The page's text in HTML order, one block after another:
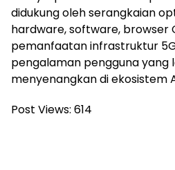
didukung oleh serangkaian
hardware, software, browser
pemanfaatan infrastruktur
pengalaman pengguna yang
menyenangkan di ekosistem
Post Views: 614